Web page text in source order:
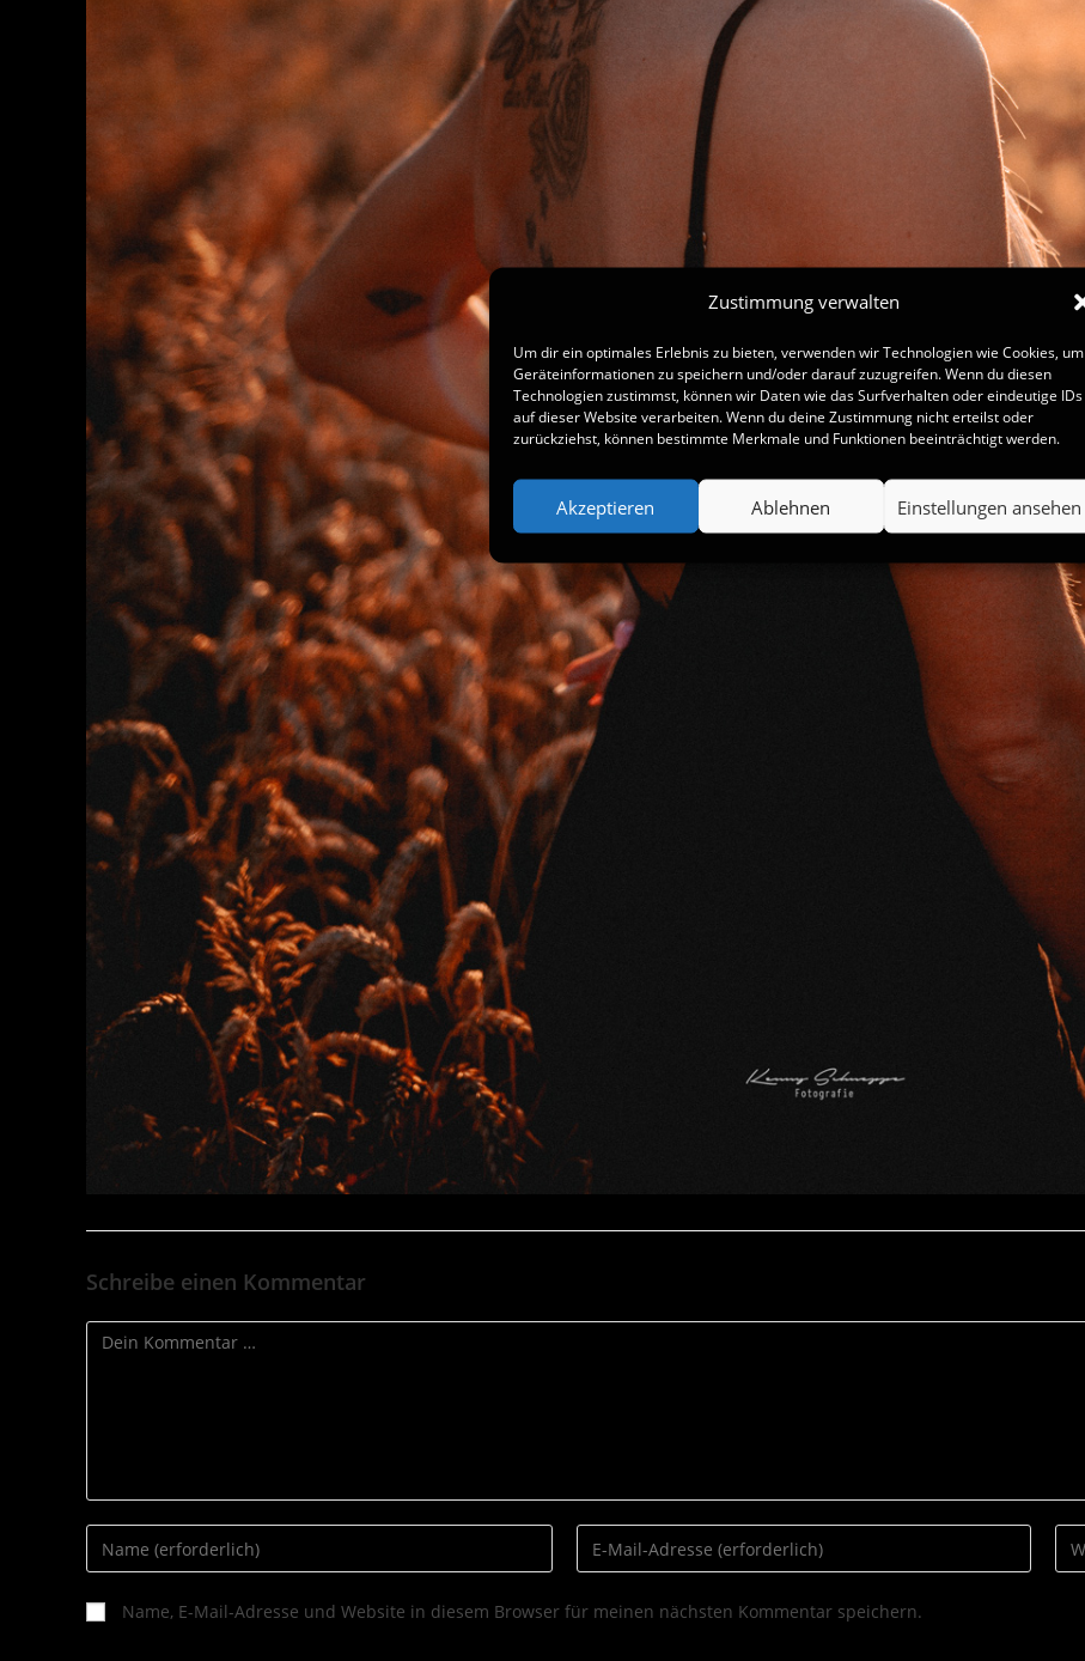
Zustimmung verwalten
Um dir ein optimales Erlebnis zu bieten, verwenden wir Technologien wie Cookies, um
Geräteinformationen zu speichern und/oder darauf zuzugreifen. Wenn du diesen
Technologien zustimmst, können wir Daten wie das Surfverhalten oder eindeutige IDs
auf dieser Website verarbeiten. Wenn du deine Zustimmung nicht erteilst oder
zurückziehst, können bestimmte Merkmale und Funktionen beeinträchtigt werden.
Akzeptieren Ablehnen Einstellungen ansehen
Schreibe einen Kommentar
Name, E-Mail-Adresse und Website in diesem Browser für meinen nächsten Kommentar speichern.